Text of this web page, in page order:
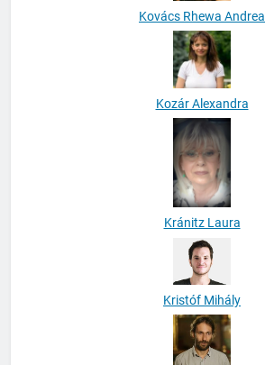
Kovács Rhewa Andrea
Kozár Alexandra
Kránitz Laura
Kristóf Mihály